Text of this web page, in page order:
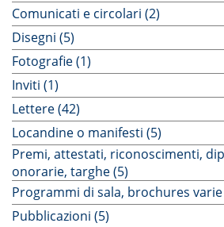
Comunicati e circolari (2)
Disegni (5)
Fotografie (1)
Inviti (1)
Lettere (42)
Locandine o manifesti (5)
Premi, attestati, riconoscimenti,
onorarie, targhe (5)
Programmi di sala, brochures varie
Pubblicazioni (5)